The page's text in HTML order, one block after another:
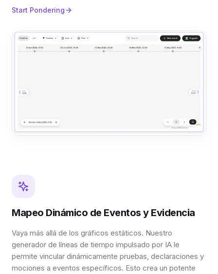
Start Pondering
Mapeo Dinámico de Eventos y Evidencia
Vaya más allá de los gráficos estáticos. Nuestro
generador de líneas de tiempo impulsado por IA le
permite vincular dinámicamente pruebas, declaraciones y
mociones a eventos específicos. Esto crea un potente